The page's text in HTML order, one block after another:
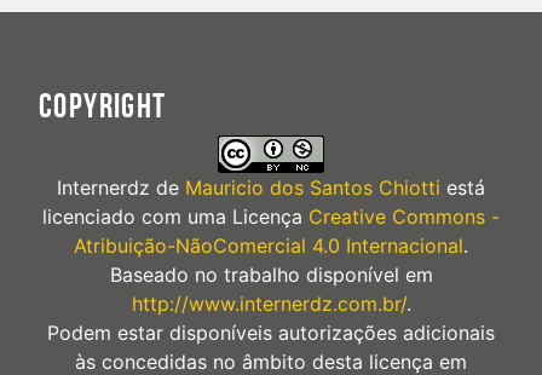
COPYRIGHT
Internerdz de Mauricio dos Santos Chiotti está
licenciado com uma Licença Creative Commons -
Atribuição-NãoComercial 4.0 Internacional.
Baseado no trabalho disponível em
http://www.internerdz.com.br/.
Podem estar disponíveis autorizações adicionais
às concedidas no âmbito desta licença em